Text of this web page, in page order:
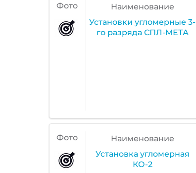
Фото
Наименование
Установки угломерные 3-
го разряда СПЛ-МЕТА
Фото
Наименование
Установка угломерная
КО-2